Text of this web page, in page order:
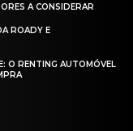
A CONSIDERAR
ROADY E
O RENTING AUTOMÓVEL